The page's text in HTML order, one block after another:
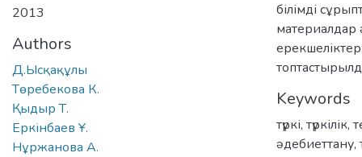
2013
Authors
Д.Ысқақұлы
Төребекова К.
Қыдыр Т.
Еркінбаев Ұ.
Нұржанова А.
білімді
материалдар
Keywords
түркі, түркілік,
әдебиеттану,